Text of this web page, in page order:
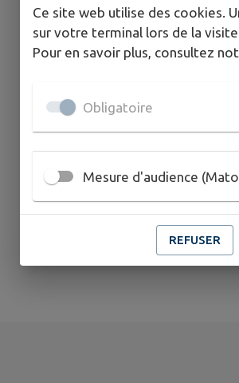
Ce site web utilise des cookies.
sur votre terminal lors de la
Pour en savoir plus, consultez
Obligatoire
Mesure d'audience
REFUSER